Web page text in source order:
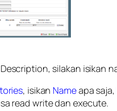
silakan isikan
, isikan Nameapa saja,
read write dan execute.